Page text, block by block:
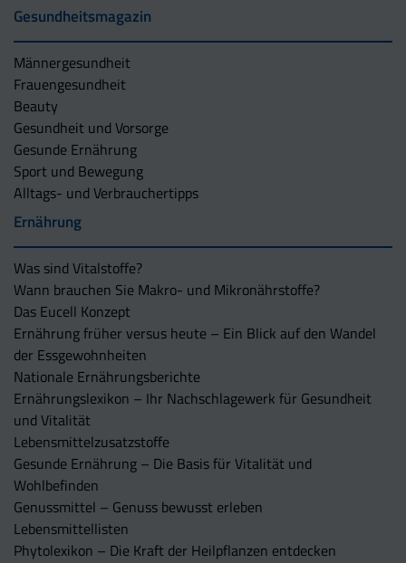
Gesundheitsmagazin
Männergesundheit
Frauengesundheit
Beauty
Gesundheit und Vorsorge
Gesunde Ernährung
Sport und Bewegung
Alltags- und Verbrauchertipps
Ernährung
Was sind Vitalstoffe?
Wann brauchen Sie Makro- und Mikronährstoffe?
Das Eucell Konzept
Ernährung früher versus heute – Ein Blick auf den Wandel
der Essgewohnheiten
Nationale Ernährungsberichte
Ernährungslexikon – Ihr Nachschlagewerk für Gesundheit
und Vitalität
Lebensmittelzusatzstoffe
Gesunde Ernährung – Die Basis für Vitalität und
Wohlbefinden
Genussmittel – Genuss bewusst erleben
Lebensmittellisten
Phytolexikon – Die Kraft der Heilpflanzen entdecken